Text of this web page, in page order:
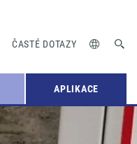
ČASTÉ DOTAZY
APLIKACE